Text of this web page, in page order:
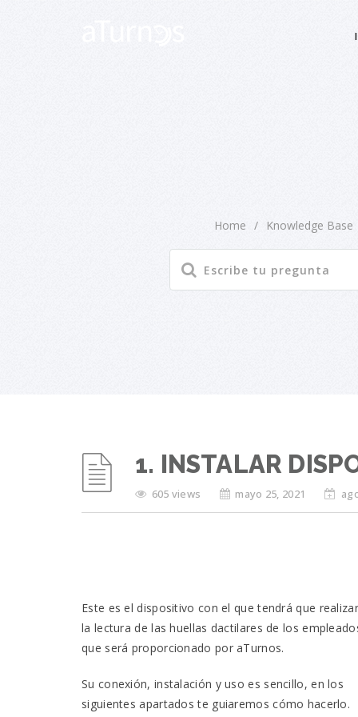
Home / Knowledge Base
1. INSTALAR
605 views mayo 25, 2021
Este es el dispositivo con el que tendrá que realizar
la lectura de las huellas dactilares de los
que será proporcionado por aTurnos.
Su conexión, instalación y uso es sencillo, en los
siguientes apartados te guiaremos cómo hacerlo.